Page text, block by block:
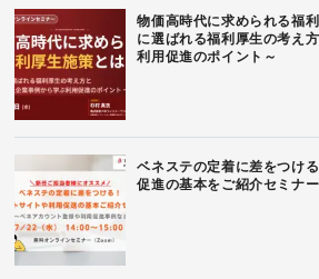
物価高時代に求められる福
に選ばれる福利厚生の考え
利用促進のポイント～
ベネステの定着に差をつけ
促進の基本をご紹介セミナー